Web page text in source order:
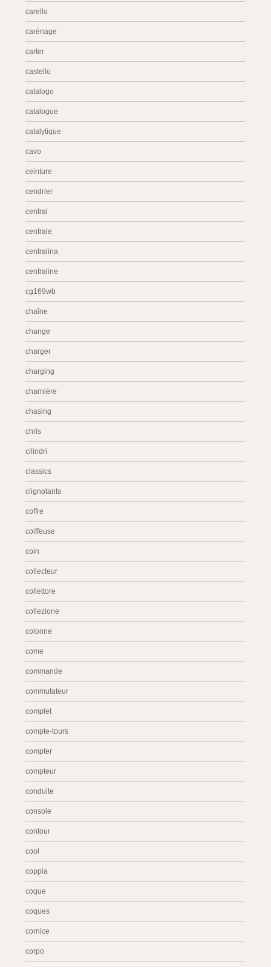
carello
carénage
carter
castello
catalogo
catalogue
catalytique
cavo
ceinture
cendrier
central
centrale
centralina
centraline
cg169wb
chaîne
change
charger
charging
charnière
chasing
chris
cilindri
classics
clignotants
coffre
coiffeuse
coin
collecteur
collettore
collezione
colonne
come
commande
commutateur
complet
compte-tours
compter
compteur
conduite
console
contour
cool
coppia
coque
coques
cornice
corpo